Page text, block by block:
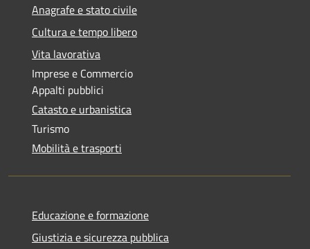
Anagrafe e stato civile
Cultura e tempo libero
Vita lavorativa
Imprese e Commercio
Appalti pubblici
Catasto e urbanistica
Turismo
Mobilità e trasporti
Educazione e formazione
Giustizia e sicurezza pubblica